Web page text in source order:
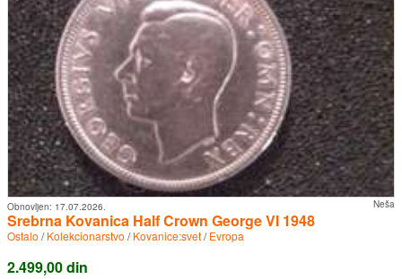
Neša
Obnovljen: 17.07.2026.
Srebrna Kovanica Half Crown George VI 1948
Ostalo /Kolekcionarstvo /Kovanice:svet/Evropa
2.499,00 din